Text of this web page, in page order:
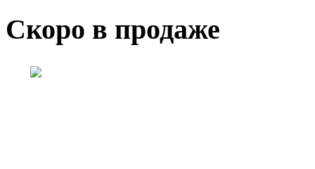
Скоро в продаже